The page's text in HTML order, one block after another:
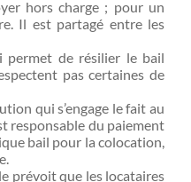
hors charge ; pour un
Il est partagé entre les
permet de résilier le bail
pas certaines de
qui s’engage le fait au
responsable du paiement
bail pour la colocation,
prévoit que les locataires